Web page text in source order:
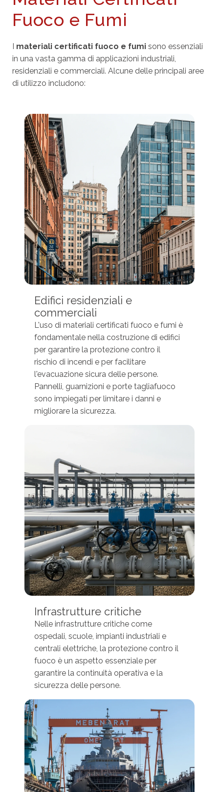
Fuoco e Fumi
I materiali certificati fuoco e fumi sono essenziali
in una vasta gamma di applicazioni industriali,
residenziali e commerciali. Alcune delle principali aree
di utilizzo includono:
Edifici residenziali e
commerciali
L'uso di materiali certificati fuoco e fumi è
fondamentale nella costruzione di edifici
per garantire la protezione contro il
rischio di incendi e per facilitare
l'evacuazione sicura delle persone.
Pannelli, guarnizioni e porte tagliafuoco
sono impiegati per limitare i danni e
migliorare la sicurezza.
Infrastrutture critiche
Nelle infrastrutture critiche come
ospedali, scuole, impianti industriali e
centrali elettriche, la protezione contro il
fuoco è un aspetto essenziale per
garantire la continuità operativa e la
sicurezza delle persone.